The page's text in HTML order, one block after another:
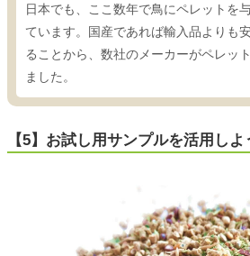
日本でも、ここ数年で鳥にペレットを
ています。国産であれば輸入品よりも
ることから、数社のメーカーがペレッ
ました。
【5】お試し用サンプルを活用しよ